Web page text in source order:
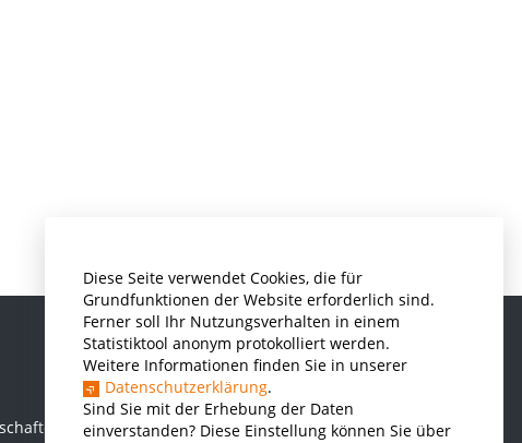
Diese Seite verwendet Cookies, die für
Grundfunktionen der Website erforderlich sind.
Ferner soll Ihr Nutzungsverhalten in einem
Statistiktool anonym protokolliert werden.
Weitere Informationen finden Sie in unserer
Datenschutzerklärung.
Sind Sie mit der Erhebung der Daten
einverstanden? Diese Einstellung können Sie über
Informatik und Wirtschaftsinformatik
Kunststofftechnik und Vermessung
Maschinenbau